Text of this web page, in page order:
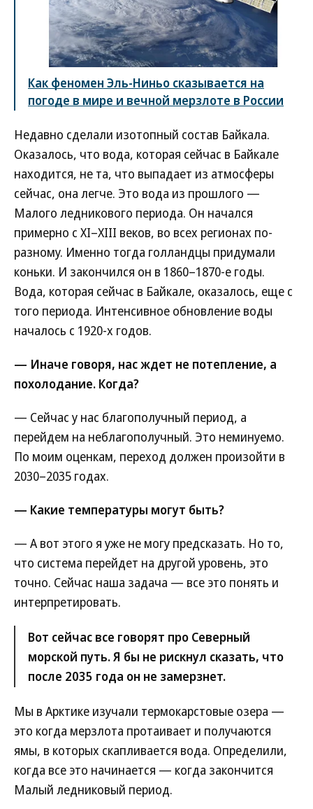
Как феномен Эль-Ниньо сказывается на
погоде в мире и вечной мерзлоте в России
Недавно сделали изотопный состав Байкала.
Оказалось, что вода, которая сейчас в Байкале
находится, не та, что выпадает из атмосферы
сейчас, она легче. Это вода из прошлого —
Малого ледникового периода. Он начался
примерно с XI–XIII веков, во всех регионах по-
разному. Именно тогда голландцы придумали
коньки. И закончился он в 1860–1870-е годы.
Вода, которая сейчас в Байкале, оказалось, еще с
того периода. Интенсивное обновление воды
началось с 1920-х годов.
— Иначе говоря, нас ждет не потепление, а
похолодание. Когда?
— Сейчас у нас благополучный период, а
перейдем на неблагополучный. Это неминуемо.
По моим оценкам, переход должен произойти в
2030–2035 годах.
— Какие температуры могут быть?
— А вот этого я уже не могу предсказать. Но то,
что система перейдет на другой уровень, это
точно. Сейчас наша задача — все это понять и
интерпретировать.
Вот сейчас все говорят про Северный
морской путь. Я бы не рискнул сказать, что
после 2035 года он не замерзнет.
Мы в Арктике изучали термокарстовые озера —
это когда мерзлота протаивает и получаются
ямы, в которых скапливается вода. Определили,
когда все это начинается — когда закончится
Малый ледниковый период.